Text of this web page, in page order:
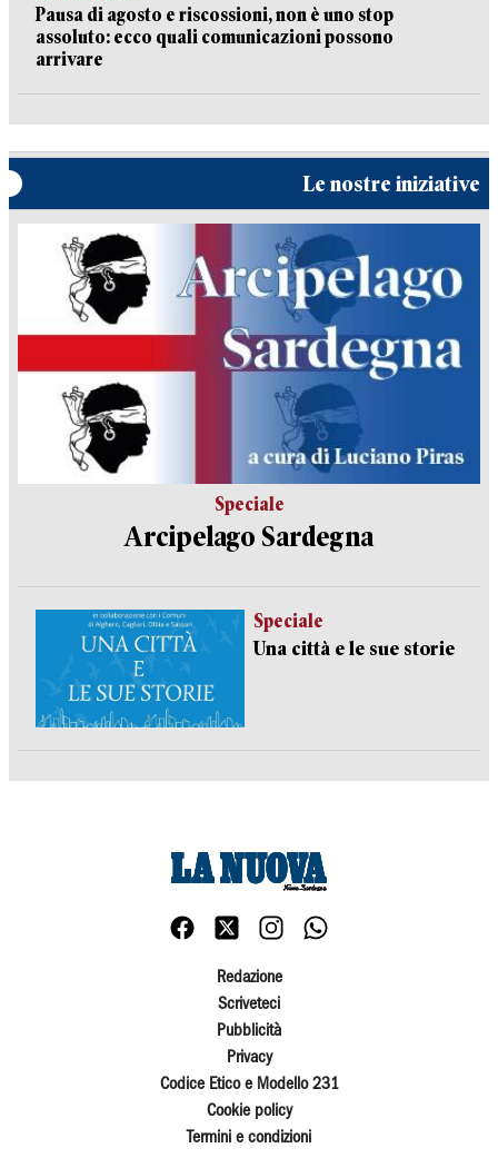
Pausa di agosto e riscossioni, non è uno stop
assoluto: ecco quali comunicazioni possono
arrivare
Le nostre iniziative
Speciale
Arcipelago Sardegna
Speciale
Una città e le sue storie
Redazione
Scriveteci
Pubblicità
Privacy
Codice Etico e Modello 231
Cookie policy
Termini e condizioni